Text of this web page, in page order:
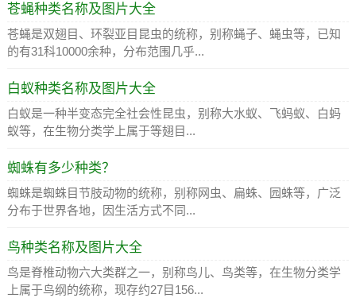
苍蝇种类名称及图片大全
苍蝇是双翅目、环裂亚目昆虫的统称，别称蝇子、蝇虫等，已知
的有31科10000余种，分布范围几乎...
白蚁种类名称及图片大全
白蚁是一种半变态完全社会性昆虫，别称大水蚁、飞蚂蚁、白蚂
蚁等，在生物分类学上属于等翅目...
蜘蛛有多少种类？
蜘蛛是蜘蛛目节肢动物的统称，别称网虫、扁蛛、园蛛等，广泛
分布于世界各地，因生活方式不同...
鸟种类名称及图片大全
鸟是脊椎动物六大类群之一，别称鸟儿、鸟类等，在生物分类学
上属于鸟纲的统称，现存约27目156...